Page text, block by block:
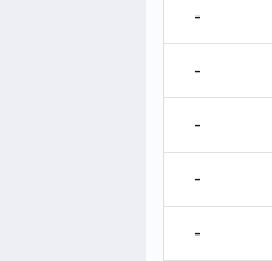
-
-
-
-
-